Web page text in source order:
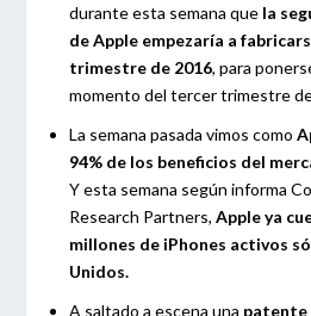
durante esta semana que la
de Apple empezaría a
trimestre de 2016, para
momento del tercer trimestre
La semana pasada vimos como
94% de los beneficios del
Y esta semana según informa
Research Partners,Apple ya
millones de iPhones activos
Unidos.
A saltado a escena una patente